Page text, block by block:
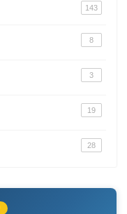
143
8
3
19
28